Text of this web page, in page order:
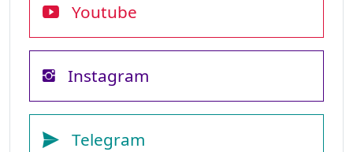
Youtube
Instagram
Telegram